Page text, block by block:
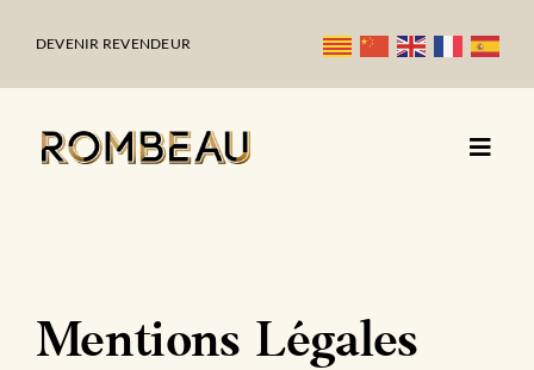
DEVENIR REVENDEUR
Mentions Légales